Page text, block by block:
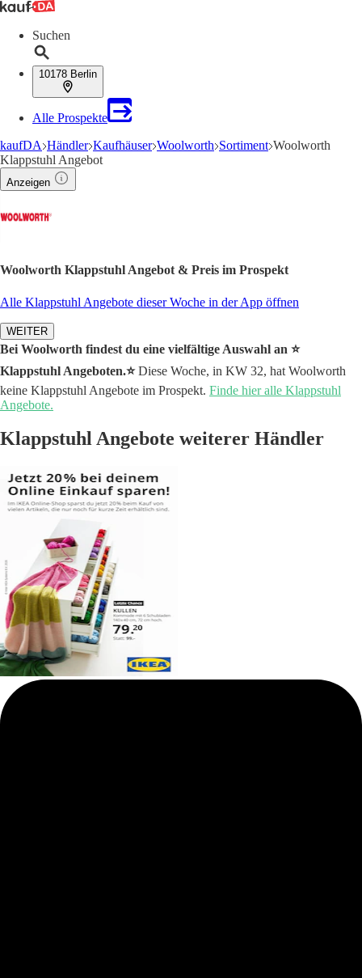
Suchen
10178 Berlin
Alle Prospekte
kaufDA Händler Kaufhäuser Woolworth Sortiment Woolworth
Klappstuhl Angebot
Anzeigen
Woolworth Klappstuhl Angebot & Preis im Prospekt
Alle Klappstuhl Angebote dieser Woche in der App öffnen
WEITER
Bei Woolworth findest du eine vielfältige Auswahl an ⭐️
Klappstuhl Angeboten.⭐️Diese Woche, in KW 32, hat Woolworth
keine Klappstuhl Angebote im Prospekt. Finde hier alle Klappstuhl
Angebote.
Klappstuhl Angebote weiterer Händler